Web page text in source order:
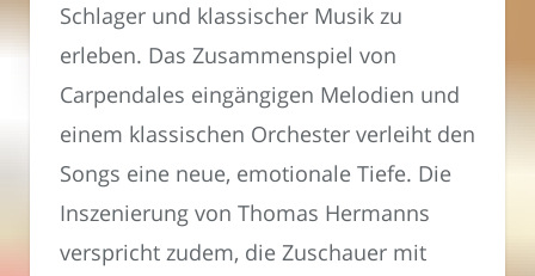
Schlager und klassischer Musik zu
erleben. Das Zusammenspiel von
Carpendales eingängigen Melodien und
einem klassischen Orchester verleiht den
Songs eine neue, emotionale Tiefe. Die
Inszenierung von Thomas Hermanns
verspricht zudem, die Zuschauer mit